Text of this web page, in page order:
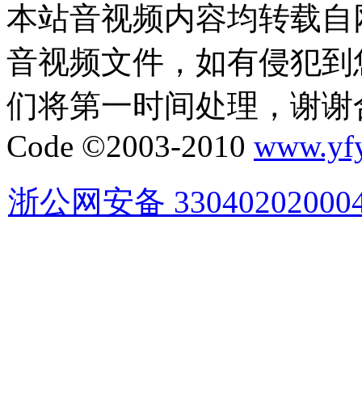
本站音视频内容均转载
音视频文件，如有侵犯
们将第一时间处理，谢谢
Code ©2003-2010
浙公网安备